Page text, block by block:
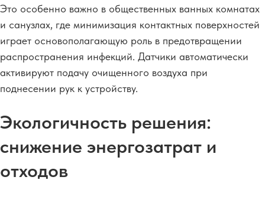
Это особенно важно в общественных ванных комнатах
и санузлах, где минимизация контактных поверхностей
играет основополагающую роль в предотвращении
распространения инфекций. Датчики автоматически
активируют подачу очищенного воздуха при
поднесении рук к устройству.
Экологичность решения:
снижение энергозатрат и
отходов